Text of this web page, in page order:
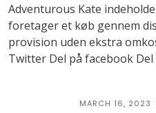
Adventurous Kate
foretager et køb gennem
provision uden ekstra
Twitter Del på facebook Del
MARCH 16, 2023